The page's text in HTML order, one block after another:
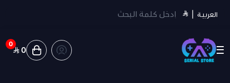
العربية
سيريل ستور | Serial Store
0
0